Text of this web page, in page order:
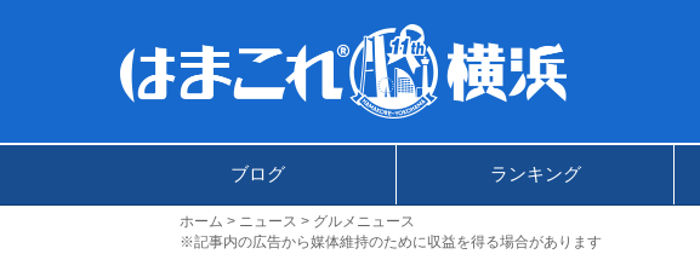
ブログ ランキング
ホーム ニュース
グルメニュース
※記事内の広告から媒体維持のために収益を得る場合があります